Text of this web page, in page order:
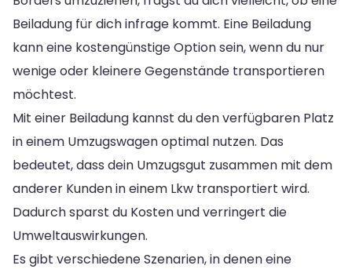
Beiladung für dich infrage kommt. Eine Beiladung
kann eine kostengünstige Option sein, wenn du nur
wenige oder kleinere Gegenstände transportieren
möchtest.
Mit einer Beiladung kannst du den verfügbaren Platz
in einem Umzugswagen optimal nutzen. Das
bedeutet, dass dein Umzugsgut zusammen mit dem
anderer Kunden in einem Lkw transportiert wird.
Dadurch sparst du Kosten und verringert die
Umweltauswirkungen.
Es gibt verschiedene Szenarien, in denen eine